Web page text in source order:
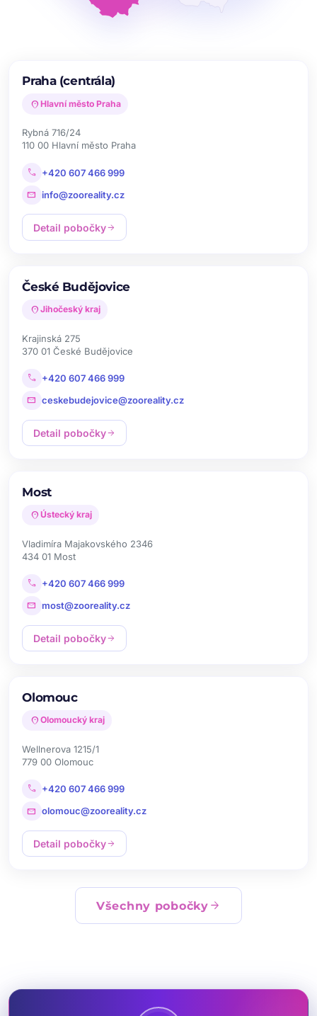
Praha (centrála)
location_on Hlavní město Praha
Rybná 716/24
110 00 Hlavní město Praha
call +420 607 466 999
mail info@zooreality.cz
Detail pobočkyarrow_forward
České Budějovice
location_on Jihočeský kraj
Krajinská 275
370 01 České Budějovice
call +420 607 466 999
mail ceskebudejovice@zooreality.cz
Detail pobočkyarrow_forward
Most
location_on Ústecký kraj
Vladimíra Majakovského 2346
434 01 Most
call +420 607 466 999
mail most@zooreality.cz
Detail pobočkyarrow_forward
Olomouc
location_on Olomoucký kraj
Wellnerova 1215/1
779 00 Olomouc
call +420 607 466 999
mail olomouc@zooreality.cz
Detail pobočkyarrow_forward
Všechny pobočky arrow_forward